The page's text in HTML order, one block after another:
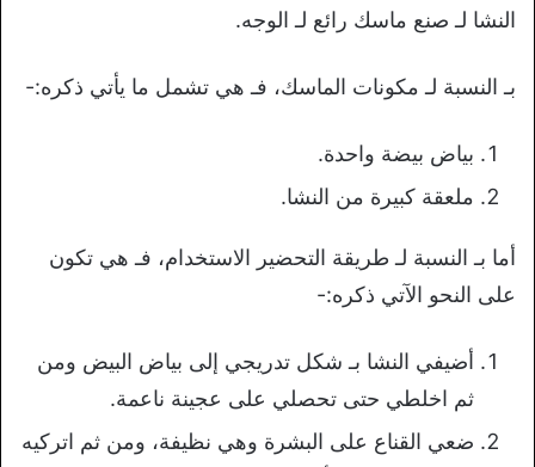
النشا لـ صنع ماسك رائع لـ الوجه.
بـ النسبة لـ مكونات الماسك، فـ هي تشمل ما يأتي ذكره:-
بياض بيضة واحدة.
ملعقة كبيرة من النشا.
أما بـ النسبة لـ طريقة التحضير الاستخدام، فـ هي تكون
على النحو الآتي ذكره:-
أضيفي النشا بـ شكل تدريجي إلى بياض البيض ومن
ثم اخلطي حتى تحصلي على عجينة ناعمة.
ضعي القناع على البشرة وهي نظيفة، ومن ثم اتركيه